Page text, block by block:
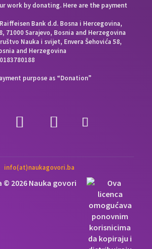
work by donating. Here are the payment
Bank d.d. Bosna i Hercegovina,
71000 Sarajevo, Bosnia and Herzegovina
Nauka i svijet, Envera Šehovića 58,
and Herzegovina
purpose as “Donation”
info(at)naukagovori.ba
2026 Nauka govori